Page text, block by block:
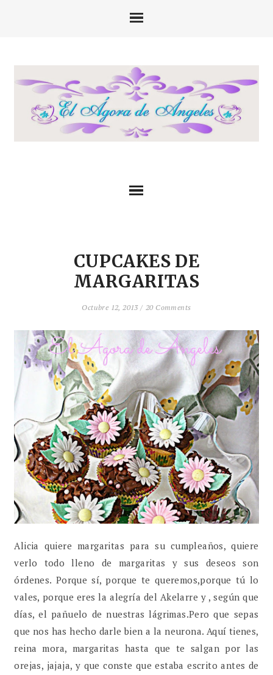
CUPCAKES DE
MARGARITAS
Octubre 12, 2013 / 20 Comments
Alicia quiere margaritas para su cumpleaños, quiere
verlo todo lleno de margaritas y sus deseos son
órdenes. Porque sí, porque te queremos,porque tú lo
vales, porque eres la alegría del Akelarre y , según que
días, el pañuelo de nuestras lágrimas.Pero que sepas
que nos has hecho darle bien a la neurona. Aquí tienes,
reina mora, margaritas hasta que te salgan por las
orejas, jajaja, y que conste que estaba escrito antes de